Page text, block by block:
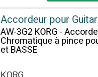
Accordeur pour
AW-3G2 KORG -
Chromatique à pince
et BASSE